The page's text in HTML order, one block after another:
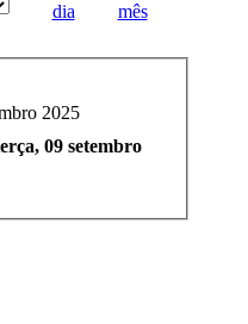
2025
09 setembro